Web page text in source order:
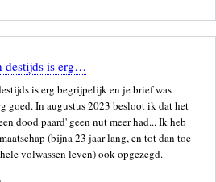
destijds is erg…
is erg begrijpelijk en je brief was
goed. In augustus 2023 besloot ik dat het
dood paard' geen nut meer had... Ik heb
(bijna 23 jaar lang, en tot dan toe
volwassen leven) ook opgezegd.